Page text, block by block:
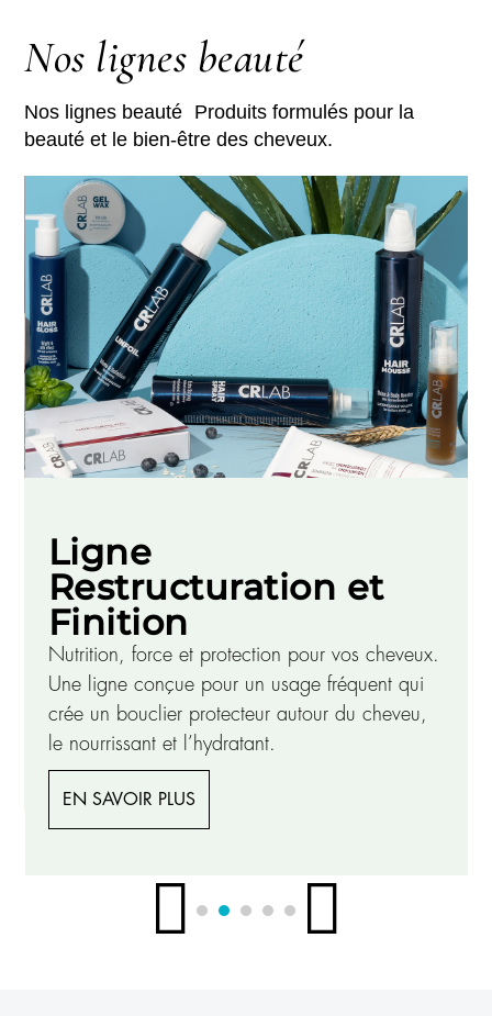
Nos lignes beauté
Nos lignes beauté Produits formulés pour la
beauté et le bien-être des cheveux.
Ligne
Restructuration et
Finition
Nutrition, force et protection pour vos cheveux.
Une ligne conçue pour un usage fréquent qui
crée un bouclier protecteur autour du cheveu,
le nourrissant et l’hydratant.
EN SAVOIR PLUS